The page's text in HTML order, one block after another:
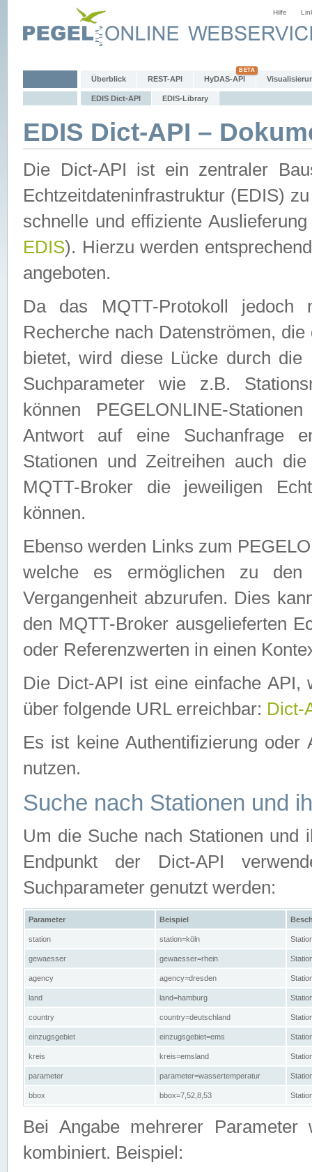
Hilfe
Überblick REST-API HyDAS-API
EDIS Dict-API EDIS-Library
EDIS Dict-API –
Die Dict-API ist ein zentraler
Echtzeitdateninfrastruktur (EDIS)
schnelle und effiziente
EDIS). Hierzu werden
angeboten.
Da das MQTT-Protokoll jedoch
Recherche nach Datenströmen,
bietet, wird diese Lücke durch die
Suchparameter wie z.B.
können PEGELONLINE-
Antwort auf eine Suchanfrage
Stationen und Zeitreihen auch
MQTT-Broker die jeweiligen
können.
Ebenso werden Links zum
welche es ermöglichen zu den
Vergangenheit abzurufen. Dies
den MQTT-Broker ausgelieferten
oder Referenzwerten in einen
Die Dict-API ist eine einfache API,
über folgende URL erreichbar: Dict-
Es ist keine Authentifizierung
nutzen.
Suche nach Stationen und
Um die Suche nach Stationen und
Endpunkt der Dict-API
Suchparameter genutzt werden:
Parameter Beispiel
station station=köln
gewaesser gewaesser=rhein
agency agency=dresden
land land=hamburg
country country=deutschland
einzugsgebiet einzugsgebiet=ems
kreis kreis=emsland
parameter parameter=wassertemperatur
bbox bbox=7,52,8,53
Bei Angabe mehrerer Parameter
kombiniert. Beispiel: